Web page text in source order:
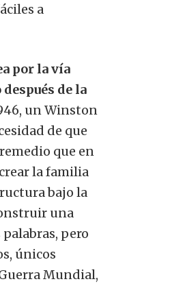
a
por la vía
de la
un Winston
de que
que en
la familia
bajo la
una
pero
únicos
Mundial,